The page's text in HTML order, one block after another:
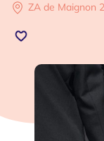
ZA de Maignon